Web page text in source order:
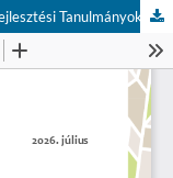
Tanulmányok